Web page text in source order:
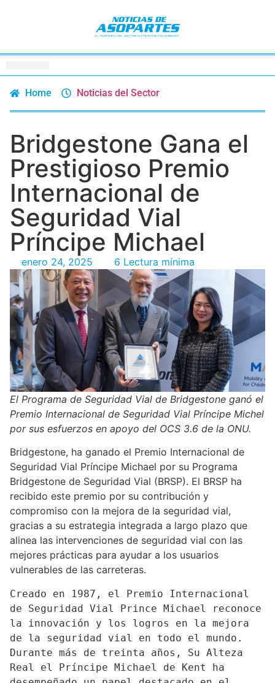
Home Noticias del Sector
Bridgestone Gana el
Prestigioso Premio
Internacional de
Seguridad Vial
Príncipe Michael
enero 24, 2025 6 Lectura mínima
El Programa de Seguridad Vial de Bridgestone ganó el
Premio Internacional de Seguridad Vial Príncipe Michel
por sus esfuerzos en apoyo del OCS 3.6 de la ONU.
Bridgestone, ha ganado el Premio Internacional de
Seguridad Vial Príncipe Michael por su Programa
Bridgestone de Seguridad Vial (BRSP). El BRSP ha
recibido este premio por su contribución y
compromiso con la mejora de la seguridad vial,
gracias a su estrategia integrada a largo plazo que
alinea las intervenciones de seguridad vial con las
mejores prácticas para ayudar a los usuarios
vulnerables de las carreteras.
Creado en 1987, el Premio Internacional
de Seguridad Vial Prince Michael reconoce
la innovación y los logros en la mejora
de la seguridad vial en todo el mundo.
Durante más de treinta años, Su Alteza
Real el Príncipe Michael de Kent ha